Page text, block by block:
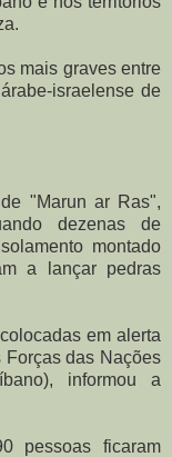
mais graves entre
israelense de
"Marun ar Ras",
dezenas de
montado
a lançar pedras
em alerta
Forças das Nações
informou a
pessoas ficaram